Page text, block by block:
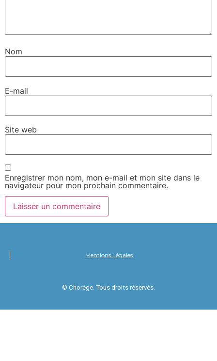
Nom
E-mail
Site web
Enregistrer mon nom, mon e-mail et mon site dans le
navigateur pour mon prochain commentaire.
Mentions Légales
© Chorège. Tous droits réservés.